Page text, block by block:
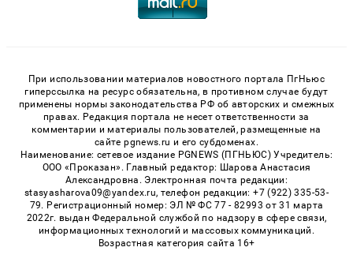
При использовании материалов новостного портала ПгНьюс
гиперссылка на ресурс обязательна, в противном случае будут
применены нормы законодательства РФ об авторских и смежных
правах. Редакция портала не несет ответственности за
комментарии и материалы пользователей, размещенные на
сайте pgnews.ru и его субдоменах.
Наименование: сетевое издание PGNEWS (ПГНЬЮС) Учредитель:
ООО «Проказан». Главный редактор: Шарова Анастасия
Александровна. Электронная почта редакции:
stasyasharova09@yandex.ru, телефон редакции: +7 (922) 335-53-
79. Регистрационный номер: ЭЛ № ФС 77 - 82993 от 31 марта
2022г. выдан Федеральной службой по надзору в сфере связи,
информационных технологий и массовых коммуникаций.
Возрастная категория сайта 16+